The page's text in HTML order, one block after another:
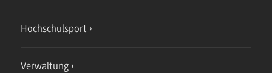
Hochschulsport
Verwaltung